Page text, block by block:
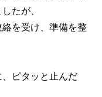
たが、
を受け、準備を整
ピタッと止んだ